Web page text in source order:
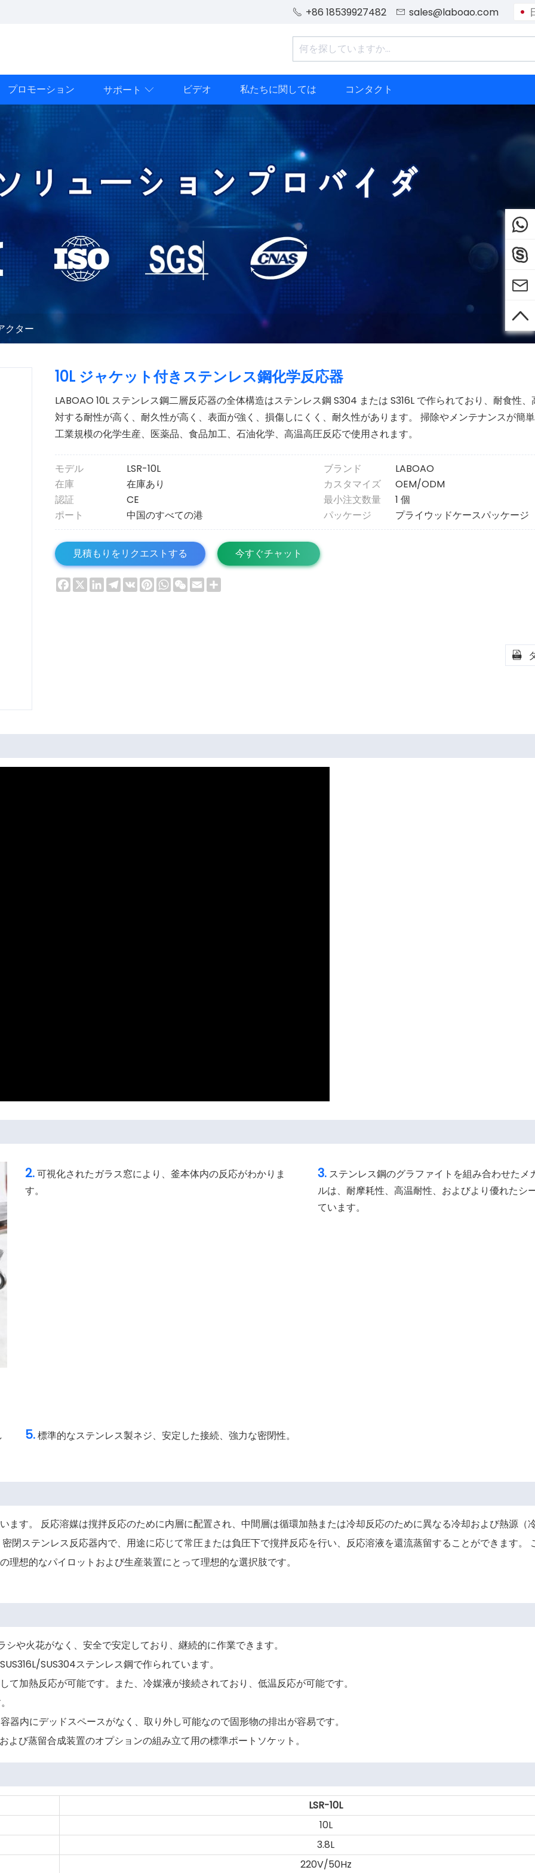
 +86 18539927482  sales@laboao.com
プロモーション サポート  ビデオ 私たちに関しては コンタクト
クター
10L ジャケット付きステンレス鋼化学反応器
LABOAO 10L ステンレス鋼二層反応器の全体構造はステンレス鋼 S304 または S316L で作られており、耐食性
対する耐性が高く、耐久性が高く、表面が強く、損傷しにくく、耐久性があります。 掃除やメンテナンスが簡
工業規模の化学生産、医薬品、食品加工、石油化学、高温高圧反応で使用されます。
モデル LSR-10L ブランド
LABOAO
在庫
在庫あり カスタマイズ
OEM/ODM
認証
CE 最小注文数量
1 個
ポート
中国のすべての港 パッケージ プライウッドケースパッケージ
見積もりをリクエストする 今すぐチャット
Facebook
X LinkedInTelegram
VK Pinterest
WhatsApp
WeChat
Email

2.可視化されたガラス窓により、釜本体内の反応がわかりま
す。
3. ステンレス鋼のグラファイトを組み合わせたメ
ルは、耐摩耗性、高温耐性、およびより優れたシ
ています。
5.標準的なステンレス製ネジ、安定した接続、強力な密閉性。
ます。 反応溶媒は撹拌反応のために内層に配置され、中間層は循環加熱または冷却反応のために異なる冷却および熱源（
閉ステンレス反応器内で、用途に応じて常圧または負圧下で撹拌反応を行い、反応溶液を還流蒸留することができます。
想的なパイロットおよび生産装置にとって理想的な選択肢です。
や火花がなく、安全で安定しており、継続的に作業できます。
SUS304ステンレス鋼で作られています。
加熱反応が可能です。また、冷媒液が接続されており、低温反応が可能です。
内にデッドスペースがなく、取り外し可能なので固形物の排出が容易です。
び蒸留合成装置のオプションの組み立て用の標準ポートソケット。
LSR-10L
10L
3.8L
220V/50Hz



